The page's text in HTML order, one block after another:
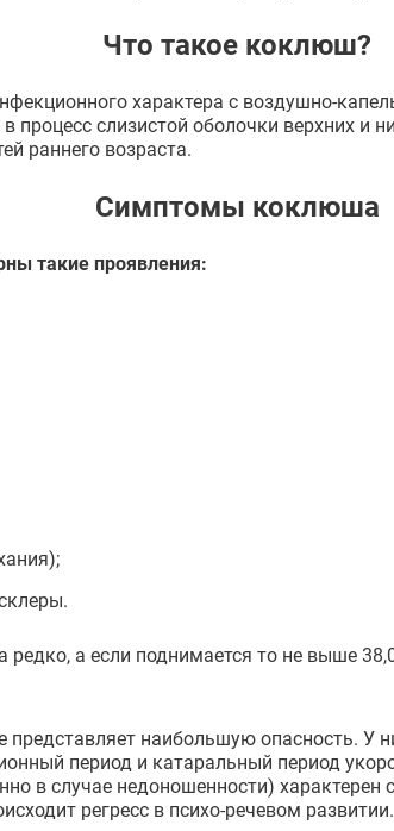
Что такое коклюш?
характера с воздушно-
процесс слизистой оболочки верхних
раннего возраста.
Симптомы коклюша
такие проявления:
а если поднимается то не выше
представляет наибольшую опасность.
период и катаральный период
в случае недоношенности)
регресс в психо-речевом развитии.